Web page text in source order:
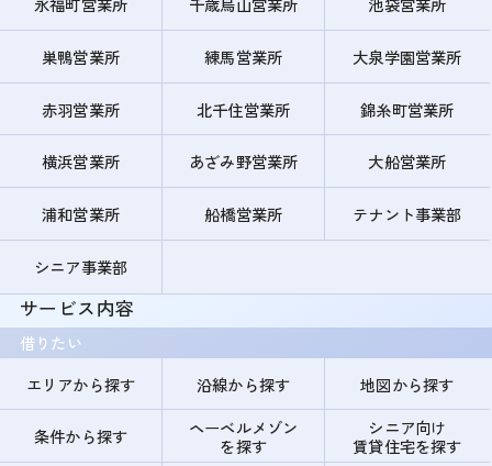
巣鴨営業所 練馬営業所 大泉学園営業所
赤羽営業所 北千住営業所 錦糸町営業所
横浜営業所 あざみ野営業所 大船営業所
浦和営業所 船橋営業所 テナント事業部
シニア事業部
サービス内容
借りたい
エリアから探す
沿線から探す 地図から探す
条件から探す
ヘーベルメゾン
を探す
シニア向け
賃貸住宅を探す